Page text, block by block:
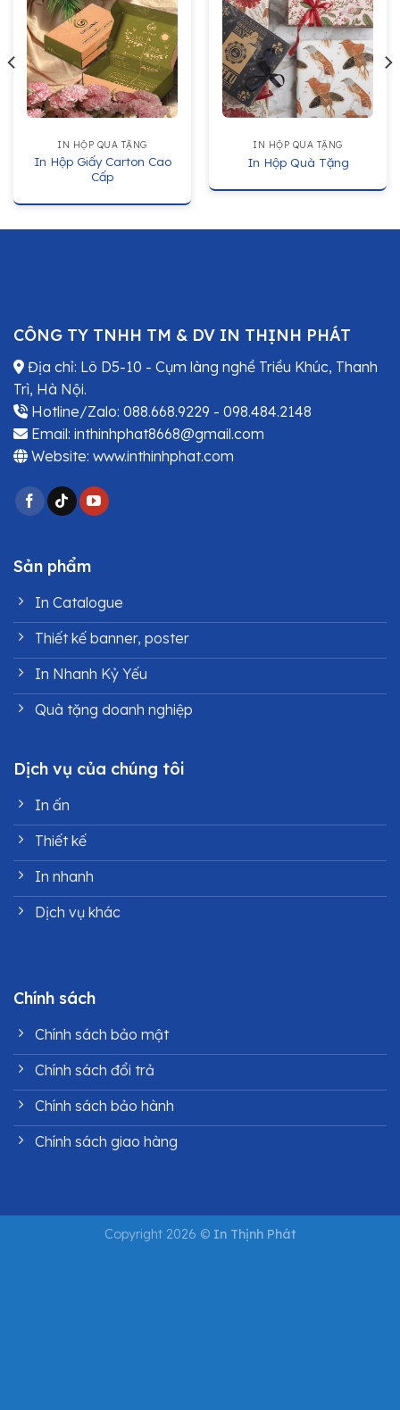
IN HỘP QUÀ TẶNG
In Hộp Giấy Carton Cao
Cấp
IN HỘP QUÀ TẶNG
In Hộp Quà Tặng
CÔNG TY TNHH TM & DV IN THỊNH PHÁT
Địa chỉ: Lô D5-10 - Cụm làng nghề Triều Khúc, Thanh
Trì, Hà Nội.
Hotline/Zalo: 088.668.9229 - 098.484.2148
Email: inthinhphat8668@gmail.com
Website: www.inthinhphat.com
Sản phẩm
In Catalogue
Thiết kế banner, poster
In Nhanh Kỷ Yếu
Quà tặng doanh nghiệp
Dịch vụ của chúng tôi
In ấn
Thiết kế
In nhanh
Dịch vụ khác
Chính sách
Chính sách bảo mật
Chính sách đổi trả
Chính sách bảo hành
Chính sách giao hàng
Copyright 2026 © In Thịnh Phát